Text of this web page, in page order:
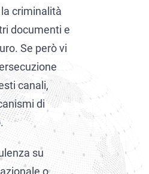
criminalità
documenti e
Se però vi
canali,
di
su
o